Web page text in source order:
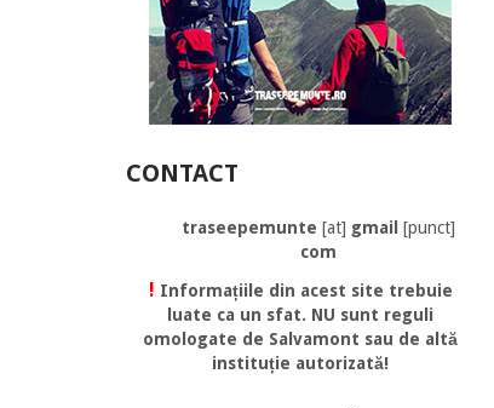
CONTACT
traseepemunte [at] gmail [punct]
com
! Informațiile din acest site trebuie
luate ca un sfat. NU sunt reguli
omologate de Salvamont sau de altă
instituție autorizată!